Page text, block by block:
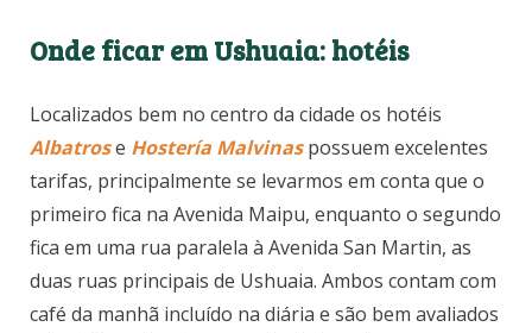
Onde ficar em Ushuaia: hotéis
Localizados bem no centro da cidade os hotéis
Albatrose Hostería Malvinaspossuem excelentes
tarifas, principalmente se levarmos em conta que o
primeiro fica na Avenida Maipu, enquanto o segundo
fica em uma rua paralela à Avenida San Martin, as
duas ruas principais de Ushuaia. Ambos contam com
café da manhã incluído na diária e são bem avaliados